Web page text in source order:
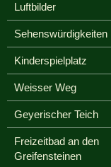
Luftbilder
Sehenswürdigkeiten
Kinderspielplatz
Weisser Weg
Geyerischer Teich
Freizeitbad an den
Greifensteinen